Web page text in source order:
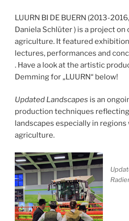
LUURN BI DE BUERN (2013-
Daniela Schlüter ) is a project
agriculture. It featured
lectures, performances and
. Have a look at the artistic
Demming for „LUURN“ below!
Updated Landscapes is an
production techniques
landscapes especially in
agriculture.